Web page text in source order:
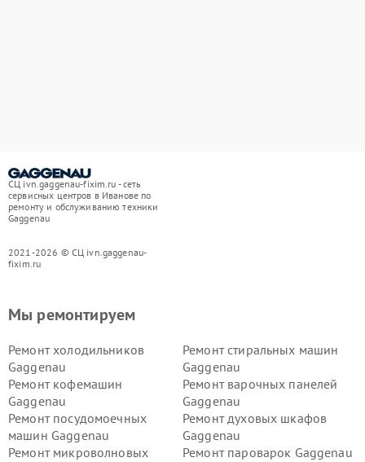
СЦ ivn.gaggenau-fixim.ru - сеть
сервисных центров в Иванове по
ремонту и обслуживанию техники
Gaggenau
2021-2026 © СЦ ivn.gaggenau-
fixim.ru
Мы ремонтируем
Ремонт холодильников
Gaggenau
Ремонт стиральных машин
Gaggenau
Ремонт кофемашин
Gaggenau
Ремонт варочных панелей
Gaggenau
Ремонт посудомоечных
машин Gaggenau
Ремонт духовых шкафов
Gaggenau
Ремонт микроволновых
Ремонт пароварок Gaggenau